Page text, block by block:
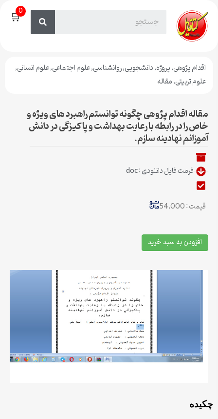
🛒0
اقدام پژوهی,پروژه,دانشجویی,روانشناسی,علوم اجتماعی,علوم انسانی,
علوم تربیتی,مقاله
مقاله اقدام پژوهی چگونه توانستم راهبرد های ویژه و
خاص را در رابطه با رعایت بهداشت و پاکیزگی در دانش
آموزانم نهادینه سازم.
فرمت فایل دانلودی : doc
قیمت : 54,000
افزودن به سبد خرید
چكيده